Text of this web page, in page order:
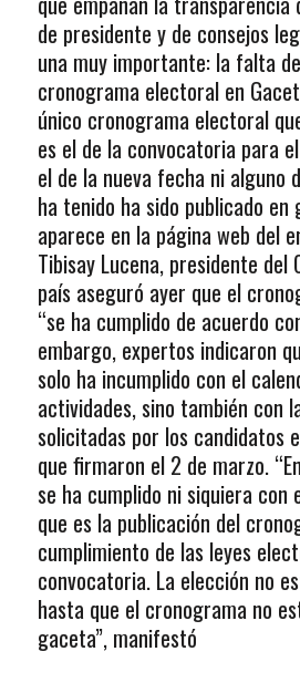
de presidente y de consejos
una muy importante: la falta
cronograma electoral en
único cronograma electoral
es el de la convocatoria para
el de la nueva fecha ni alguno
ha tenido ha sido publicado en
aparece en la página web del
Tibisay Lucena, presidente del
país aseguró ayer que el
“se ha cumplido de acuerdo
embargo, expertos indicaron
solo ha incumplido con el
actividades, sino también con
solicitadas por los candidatos
que firmaron el 2 de marzo.
se ha cumplido ni siquiera
que es la publicación del
cumplimiento de las leyes
convocatoria. La elección no
hasta que el cronograma no
gaceta”, manifestó